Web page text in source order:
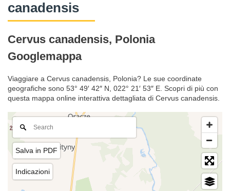
canadensis
Cervus canadensis, Polonia
Googlemappa
Viaggiare a Cervus canadensis, Polonia? Le sue coordinate
geografiche sono 53° 49′ 42″ N, 022° 21′ 53″ E. Scopri di più con
questa mappa online interattiva dettagliata di Cervus canadensis.
Salva in PDF
Indicazioni